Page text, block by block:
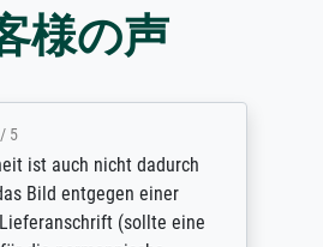
様の声
5
ist auch nicht dadurch
Bild entgegen einer
(sollte eine